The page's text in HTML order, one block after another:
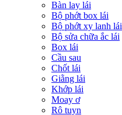
Bàn lay lái
Bộ phớt box lái
Bộ phớt xy lanh lái
Bộ sửa chữa ắc lái
Box lái
Cầu sau
Chốt lái
Giằng lái
Khớp lái
Moay ơ
Rô tuyn